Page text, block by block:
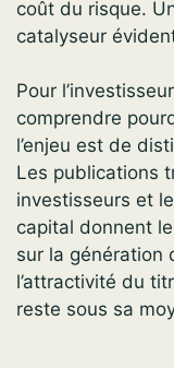
coût du risque.
catalyseur
Pour
comprendre
l’enjeu est de
Les publications
investisseurs et
capital donnent
sur la génération
l’attractivité du
reste sous sa